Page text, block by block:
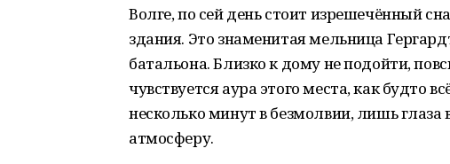
Волге, по сей день стоит изрешечённый
здания. Это знаменитая мельница
батальона. Близко к дому не подойти,
чувствуется аура этого места, как будто
несколько минут в безмолвии, лишь
атмосферу.